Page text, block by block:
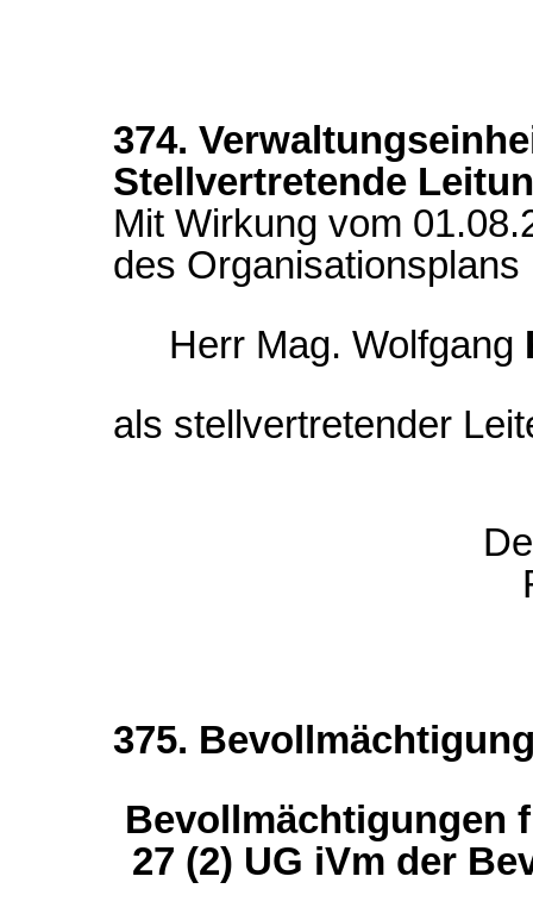
374.
Stellvertretende
Mit Wirkung vom
des Organisationsplans
Herr Mag. Wolfgang
als stellvertretender
375.
Bevollmächtigungen
27 (2) UG iVm der